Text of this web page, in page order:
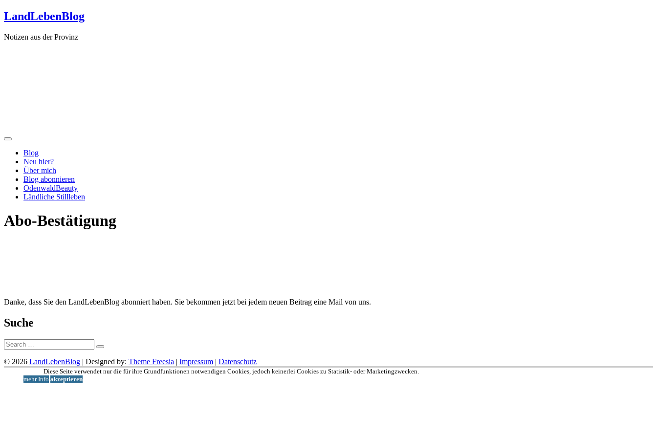
Zum
Inhalt
LandLebenBlog
Notizen aus der Provinz
Blog
Neu hier?
Über mich
Blog abonnieren
OdenwaldBeauty
Ländliche Stillleben
Abo-Bestätigung
Danke, dass Sie den LandLebenBlog abonniert haben. Sie bekommen jetzt bei jedem neuen Beitrag eine Mail von uns.
Suche
Suche:
© 2026 LandLebenBlog | Designed by: Theme Freesia | Impressum | Datenschutz
Nach
Diese Seite verwendet nur die für ihre Grundfunktionen notwendigen Cookies, jedoch keinerlei Cookies zu Statistik- oder Marketingzwecken.
mehr Info akzeptieren